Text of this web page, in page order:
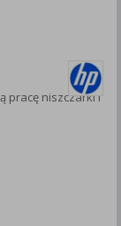
pracę niszczarki i
z tym
o promocjach
wcześniejsza
ją w dowolnym